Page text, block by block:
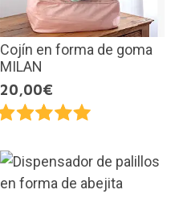
Cojín en forma de goma
MILAN
20,00€